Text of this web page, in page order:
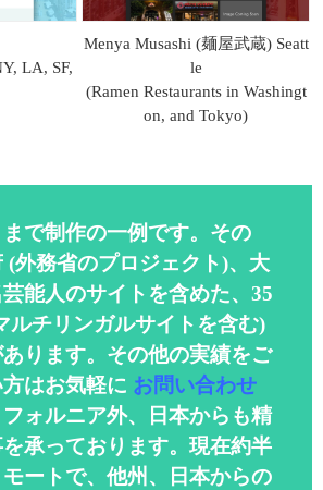
LA, SF,
Menya Musashi (麺屋武蔵) Seatt
le
(Ramen Restaurants in Washingt
on, and Tokyo)
で制作の一例です。その
(外務省のプロジェクト)、大
能人のサイトを含めた、35
ルチリンガルサイトを含む)
ります。その他の実績をご
はお気軽に お問い合わせ
ォルニア外、日本からも精
承っております。現在約半
ートで、他州、日本からの